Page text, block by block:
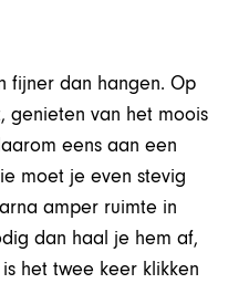
fijner dan hangen. Op
genieten van het moois
eens aan een
moet je even stevig
amper ruimte in
dan haal je hem af,
het twee keer klikken